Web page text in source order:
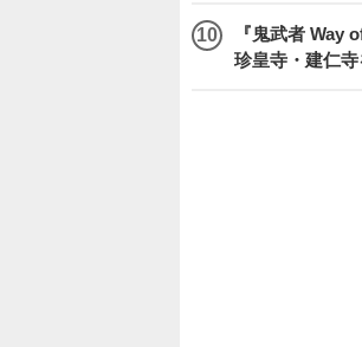
『鬼武者 Way
珍皇寺・建仁